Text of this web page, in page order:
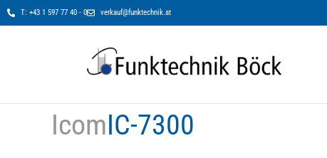
T: +43 1 597 77 40 - 0 verkauf@funktechnik.at
IcomIC-7300